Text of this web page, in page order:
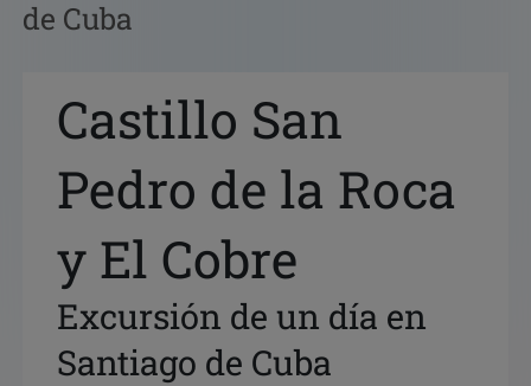
de Cuba
Castillo San
Pedro de la Roca
y El Cobre
Excursión de un día en
Santiago de Cuba